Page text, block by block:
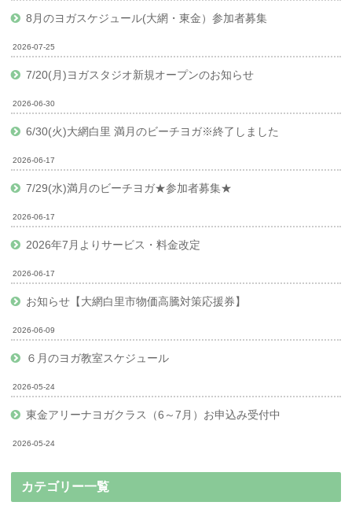
8月のヨガスケジュール(大網・東金）参加者募集
2026-07-25
7/20(月)ヨガスタジオ新規オープンのお知らせ
2026-06-30
6/30(火)大網白里 満月のビーチヨガ※終了しました
2026-06-17
7/29(水)満月のビーチヨガ★参加者募集★
2026-06-17
2026年7月よりサービス・料金改定
2026-06-17
お知らせ【大網白里市物価高騰対策応援券】
2026-06-09
６月のヨガ教室スケジュール
2026-05-24
東金アリーナヨガクラス（6～7月）お申込み受付中
2026-05-24
カテゴリー一覧